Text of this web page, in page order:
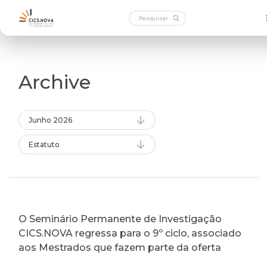
Archive
Junho 2026
Estatuto
O Seminário Permanente de Investigação
CICS.NOVA regressa para o 9º ciclo, associado
aos Mestrados que fazem parte da oferta